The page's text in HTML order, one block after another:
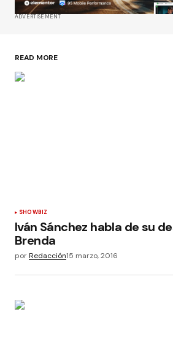
ADVERTISEMENT
READ MORE
SHOWBIZ
Iván Sánchez habla de su
Brenda
porRedacción15 marzo, 2016